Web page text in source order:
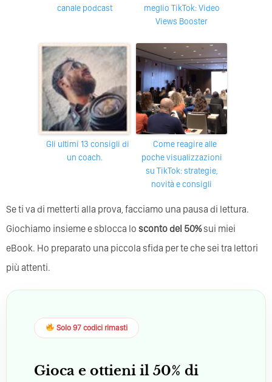
canale podcast
meglio TikTok: Video
Views Booster
Gli ultimi 13 consigli di
un coach.
Come reagire alle
poche visualizzazioni
su TikTok: strategie,
novità e consigli
Se ti va di metterti alla prova, facciamo una pausa di lettura.
Giochiamo insieme e sblocca lo sconto del 50%sui miei
eBook. Ho preparato una piccola sfida per te che sei tra lettori
più attenti.
Solo 97 codici rimasti
Gioca e ottieni il 50% di